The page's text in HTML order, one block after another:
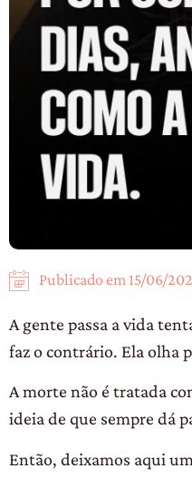
Publicado em 15/06/
A gente passa a vida
faz o contrário. Ela olha
A morte não é tratada
ideia de que sempre dá
Então, deixamos aqui